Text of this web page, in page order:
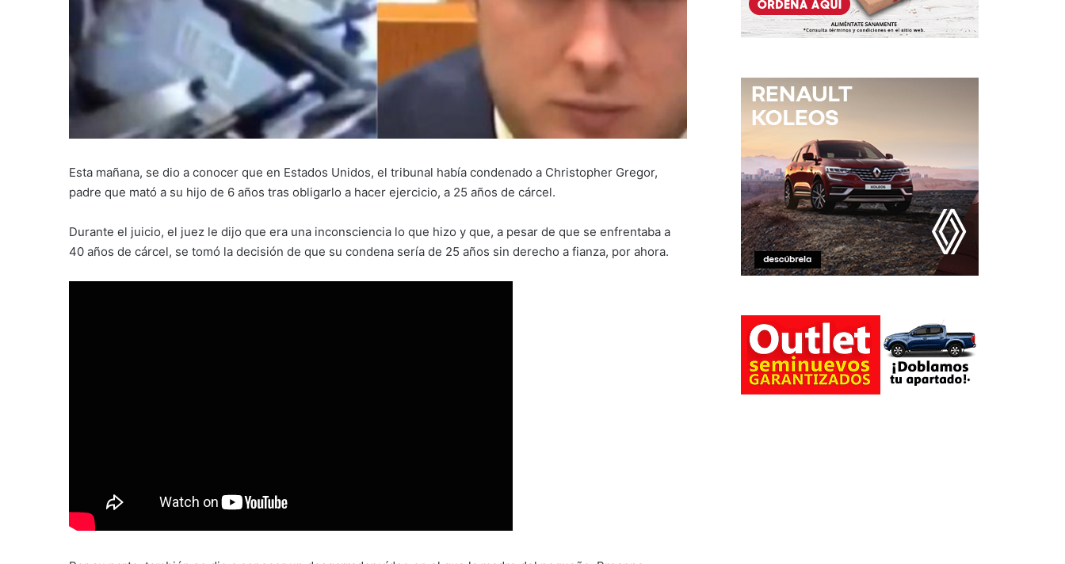
Esta mañana, se dio a conocer que en Estados Unidos, el tribunal había condenado a Christopher Gregor,
padre que mató a su hijo de 6 años tras obligarlo a hacer ejercicio, a 25 años de cárcel.
Durante el juicio, el juez le dijo que era una inconsciencia lo que hizo y que, a pesar de que se enfrentaba a
40 años de cárcel, se tomó la decisión de que su condena sería de 25 años sin derecho a fianza, por ahora.